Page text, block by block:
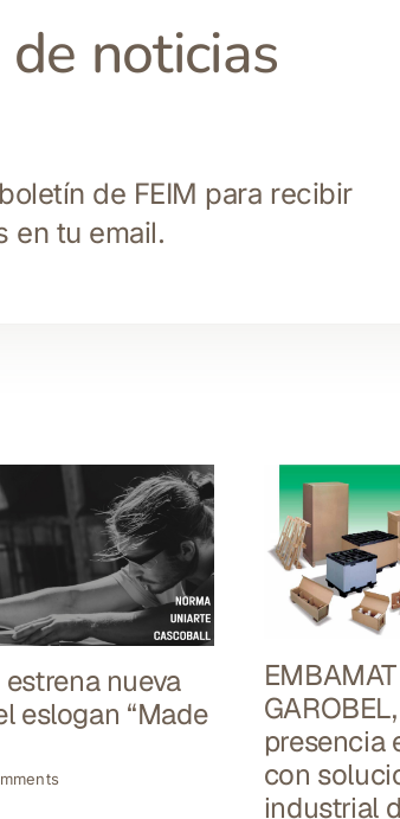
noticias
de FEIM para recibir
en tu email.
nueva
eslogan “Made
presencia
con
industrial